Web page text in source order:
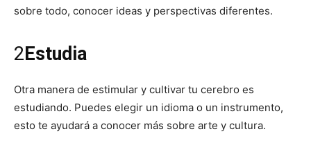
sobre todo, conocer ideas y perspectivas diferentes.
2Estudia
Otra manera de estimular y cultivar tu cerebro es
estudiando. Puedes elegir un idioma o un instrumento,
esto te ayudará a conocer más sobre arte y cultura.